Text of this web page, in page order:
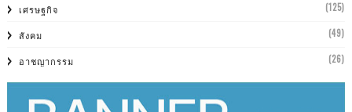
เศรษฐกิจ (125)
สังคม (49)
อาชญากรรม (26)